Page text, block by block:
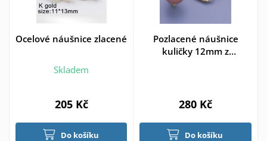
Ocelové náušnice zlacené
Skladem
205 Kč
Do košíku
Pozlacené náušnice
kuličky 12mm z
280 Kč
Do košíku